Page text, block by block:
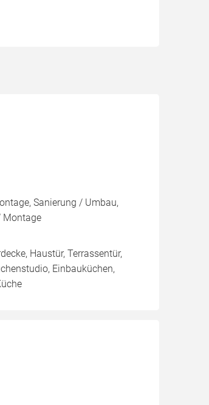
Sanierung / Umbau,
Montage
Haustür, Terrassentür,
Einbauküchen,